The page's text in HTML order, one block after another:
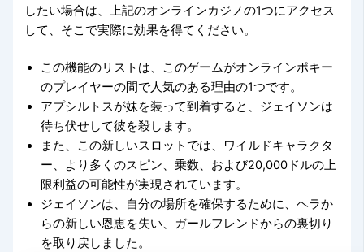
したい場合は、上記のオンラインカジノの1つにアクセス
して、そこで実際に効果を得てください。
この機能のリストは、このゲームがオンラインポキー
のプレイヤーの間で人気のある理由の1つです。
アプシルトスが妹を装って到着すると、ジェイソンは
待ち伏せして彼を殺します。
また、この新しいスロットでは、ワイルドキャラクタ
ー、より多くのスピン、乗数、および20,000ドルの上
限利益の可能性が実現されています。
ジェイソンは、自分の場所を確保するために、ヘラか
らの新しい恩恵を失い、ガールフレンドからの裏切り
を取り戻しました。